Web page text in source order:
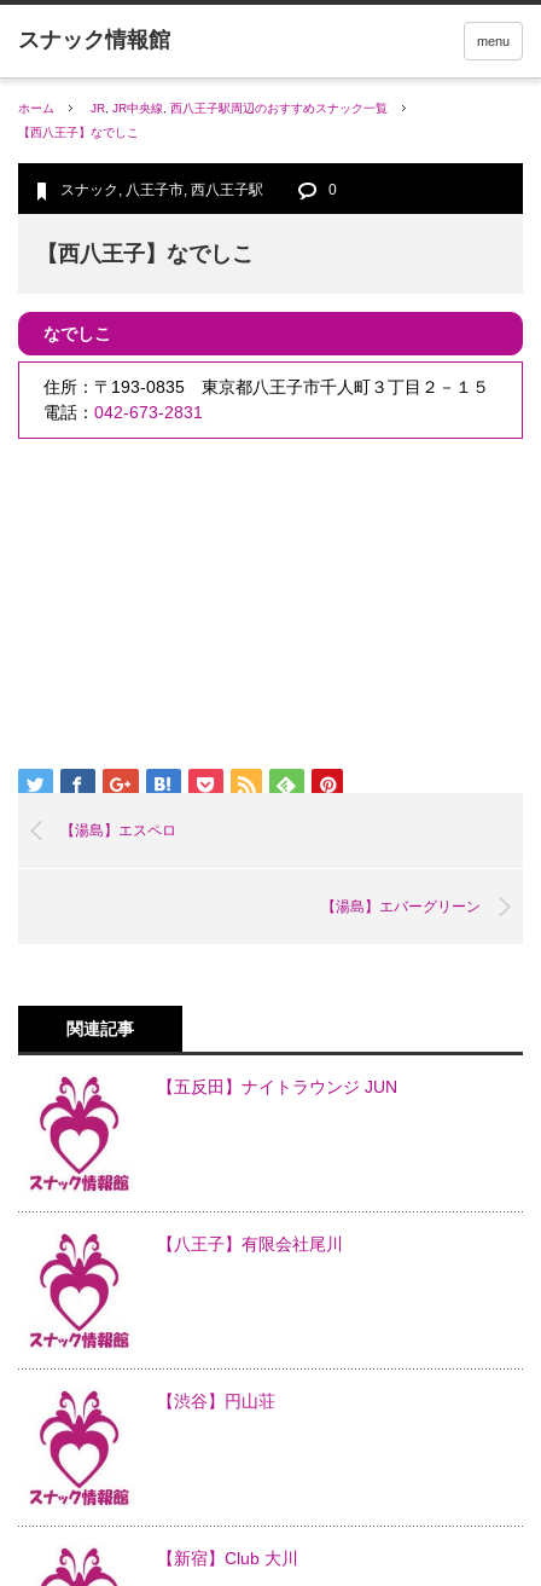
menu
ホーム JR JR中央線
西八王子駅周辺のおすすめスナック一覧
【西八王子】なでしこ
スナック , 八王子市, 西八王子駅 0
【西八王子】なでしこ
なでしこ
住所：〒193-0835 東京都八王子市千人町３丁目２－１５
電話： 042-673-2831
【湯島】エスペロ
【湯島】エバーグリーン
関連記事
【五反田】ナイトラウンジ JUN
【八王子】有限会社尾川
【渋谷】円山荘
【新宿】Club 大川